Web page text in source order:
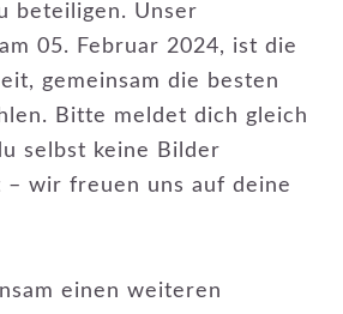
beteiligen. Unser
05. Februar 2024, ist die
gemeinsam die besten
Bitte meldet dich gleich
selbst keine Bilder
– wir freuen uns auf deine
einen weiteren